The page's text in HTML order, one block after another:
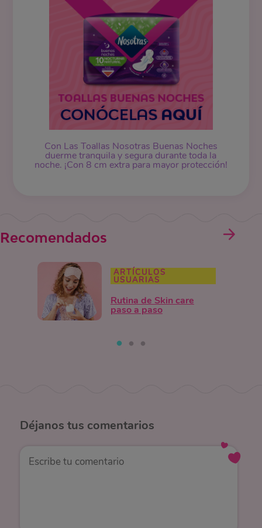
Con Las Toallas Nosotras Buenas Noches
duerme tranquila y segura durante toda la
noche. ¡Con 8 cm extra para mayor protección!
Recomendados
ARTÍCULOS
USUARIAS
Rutina de Skin care
paso a paso
Déjanos tus comentarios